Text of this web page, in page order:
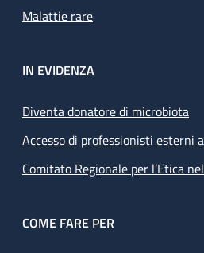
Malattie rare
IN EVIDENZA
Diventa donatore di microbiota
Accesso di professionisti esterni
Comitato Regionale per l’Etica
COME FARE PER